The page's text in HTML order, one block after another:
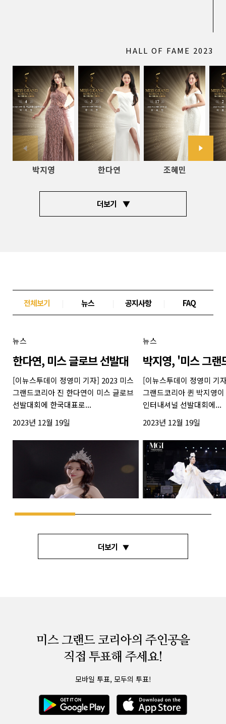
HALL OF FAME 2023
박지영 한다연 조혜민
더보기 ▼
전체보기 뉴스 공지사항 FAQ
뉴스
한다연, 미스 글로브 선발대
[이뉴스투데이 정영미 기자] 2023 미스
그랜드코리아 진 한다연이 미스 글로브
선발대회에 한국대표로...
2023년 12월 19일
뉴스
박지영, '미스 그랜
[이뉴스투데이 정영미 기
그랜드코리아 퀸 박지영
인터내셔널 선발대회에...
2023년 12월 19일
더보기
미스 그랜드 코리아의 주인공을
직접 투표해 주세요!
모바일 투표, 모두의 투표!